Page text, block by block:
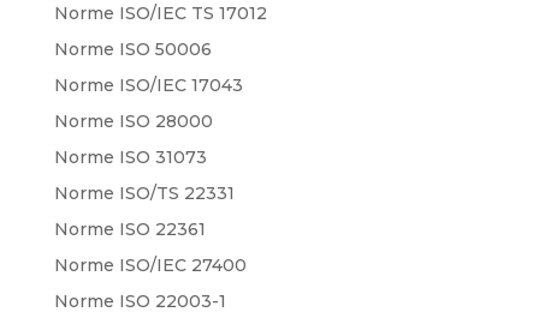
Norme ISO/IEC TS 17012
Norme ISO 50006
Norme ISO/IEC 17043
Norme ISO 28000
Norme ISO 31073
Norme ISO/TS 22331
Norme ISO 22361
Norme ISO/IEC 27400
Norme ISO 22003-1